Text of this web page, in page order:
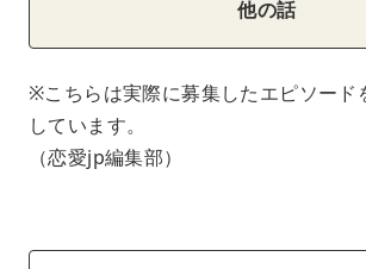
他の話
※こちらは実際に募集したエピソード
しています。
（恋愛jp編集部）